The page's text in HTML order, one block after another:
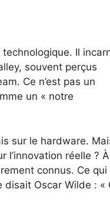
Il
souvent perçus
Ce n’est pas un
un « notre
sur le hardware.
l’innovation réelle ? À
connus. Ce
disait Oscar Wilde : «